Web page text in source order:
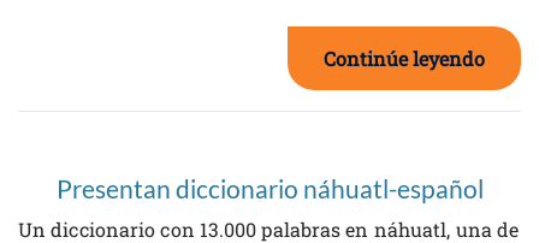
Continúe leyendo
Presentan diccionario náhuatl-español
Un diccionario con 13.000 palabras en náhuatl, una de